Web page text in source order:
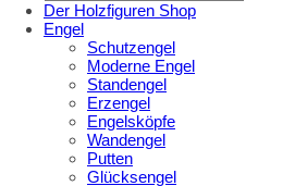
Der Holzfiguren Shop
Engel
Schutzengel
Moderne Engel
Standengel
Erzengel
Engelsköpfe
Wandengel
Putten
Glücksengel